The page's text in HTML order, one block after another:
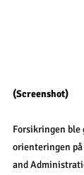
(Screenshot)
Forsikringen
orienteringen
and